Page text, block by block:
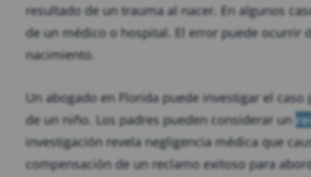
resultado de un trauma al nacer. En algunos
de un médico o hospital. El error puede ocurrir
nacimiento.
Un abogado en Florida puede investigar el
de un niño. Los padres pueden considerar un
investigación revela negligencia médica que
compensación de un reclamo exitoso para